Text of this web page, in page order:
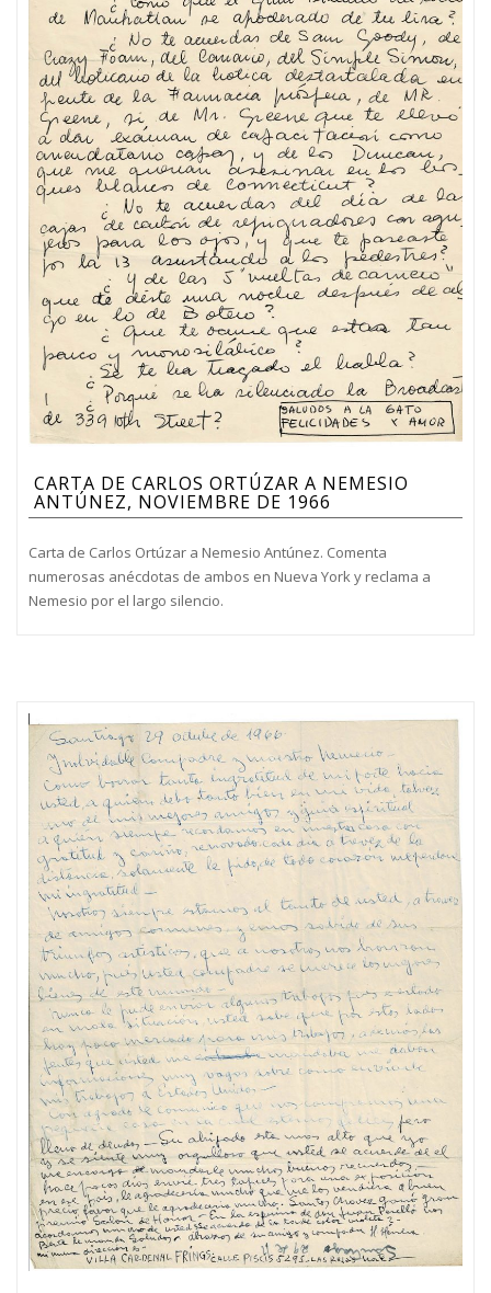
CARTA DE CARLOS ORTÚZAR A NEMESIO
ANTÚNEZ, NOVIEMBRE DE 1966
Carta de Carlos Ortúzar a Nemesio Antúnez. Comenta
numerosas anécdotas de ambos en Nueva York y reclama a
Nemesio por el largo silencio.